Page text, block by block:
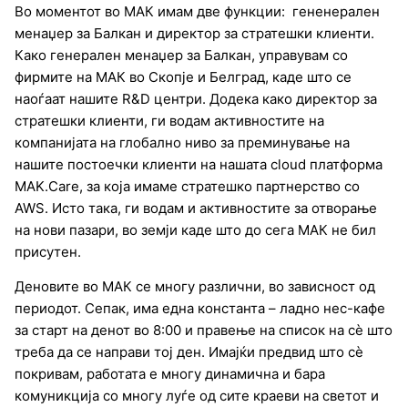
Во моментот во МАК имам две функции: гененерален
менаџер за Балкан и директор за стратешки клиенти.
Како генерален менаџер за Балкан, управувам со
фирмите на МАК во Скопје и Белград, каде што се
наоѓаат нашите R&D центри. Додека како директор за
стратешки клиенти, ги водам активностите на
компанијата на глобално ниво за преминување на
нашите постоечки клиенти на нашата cloud платформа
MAK.Care, за која имаме стратешко партнерство со
AWS. Исто така, ги водам и активностите за отворање
на нови пазари, во земји каде што до сега МАК не бил
присутен.
Деновите во МАК се многу различни, во зависност од
периодот. Сепак, има една константа – ладно нес-кафе
за старт на денот во 8:00 и правење на список на сѐ што
треба да се направи тој ден. Имајќи предвид што сѐ
покривам, работата е многу динамична и бара
комуникција со многу луѓе од сите краеви на светот и